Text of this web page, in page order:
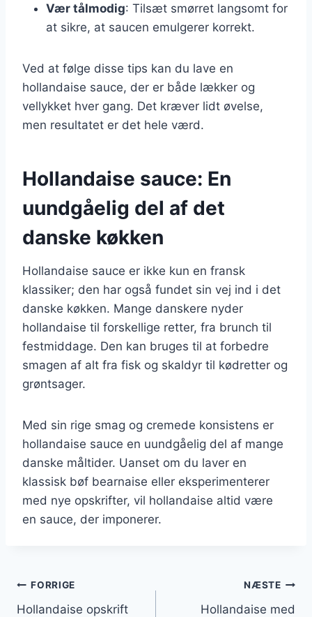
Vær tålmodig: Tilsæt smørret langsomt for
at sikre, at saucen emulgerer korrekt.
Ved at følge disse tips kan du lave en
hollandaise sauce, der er både lækker og
vellykket hver gang. Det kræver lidt øvelse,
men resultatet er det hele værd.
Hollandaise sauce: En
uundgåelig del af det
danske køkken
Hollandaise sauce er ikke kun en fransk
klassiker; den har også fundet sin vej ind i det
danske køkken. Mange danskere nyder
hollandaise til forskellige retter, fra brunch til
festmiddage. Den kan bruges til at forbedre
smagen af alt fra fisk og skaldyr til kødretter og
grøntsager.
Med sin rige smag og cremede konsistens er
hollandaise sauce en uundgåelig del af mange
danske måltider. Uanset om du laver en
klassisk bøf bearnaise eller eksperimenterer
med nye opskrifter, vil hollandaise altid være
en sauce, der imponerer.
Indlægsnavigation
FORRIGE
Hollandaise opskrift
NÆSTE
Hollandaise med